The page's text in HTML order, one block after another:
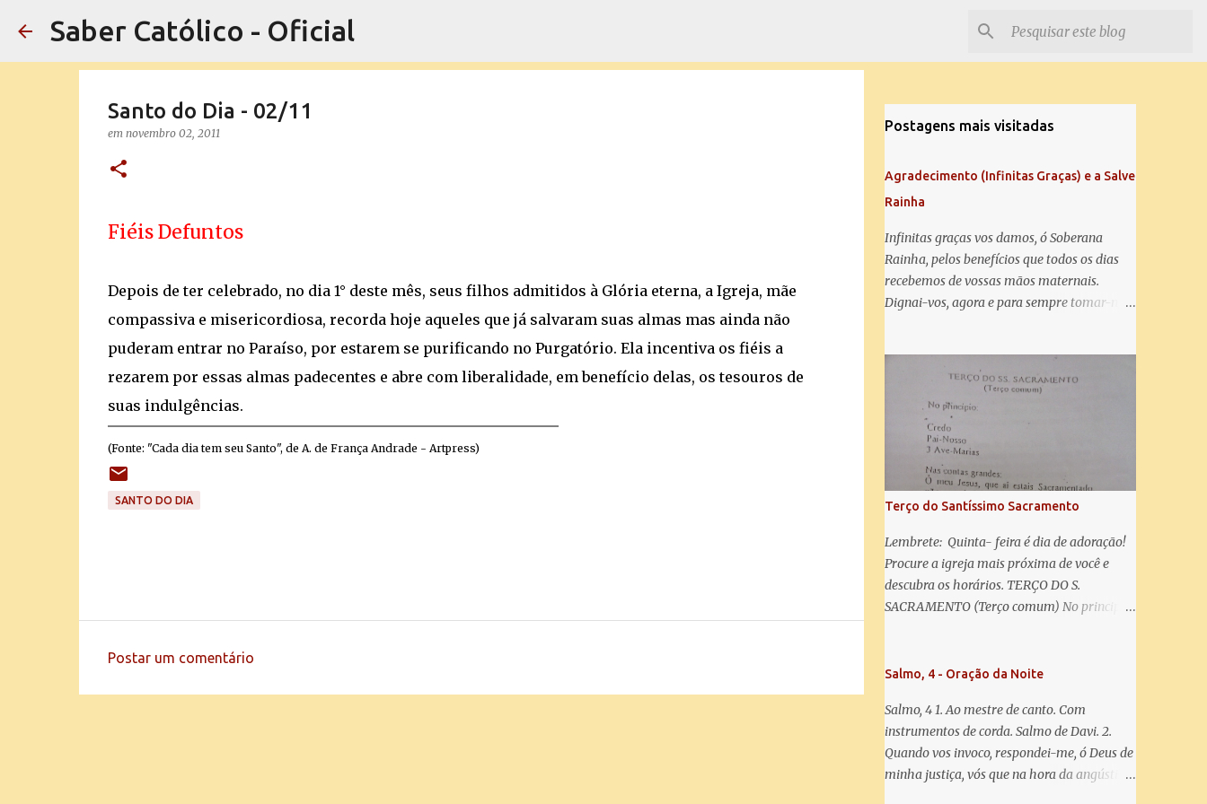
Saber Católico - Oficial
Santo do Dia - 02/11
em novembro 02, 2011
Fiéis Defuntos
Depois de ter celebrado, no dia 1° deste mês, seus filhos admitidos à Glória eterna, a Igreja, mãe
compassiva e misericordiosa, recorda hoje aqueles que já salvaram suas almas mas ainda não
puderam entrar no Paraíso, por estarem se purificando no Purgatório. Ela incentiva os fiéis a
rezarem por essas almas padecentes e abre com liberalidade, em benefício delas, os tesouros de
suas indulgências.
(Fonte: "Cada dia tem seu Santo", de A. de França Andrade - Artpress)
SANTO DO DIA
Postar um comentário
Postagens mais visitadas
Agradecimento (Infinitas Graças) e a Salve
Rainha
Infinitas graças vos damos, ó Soberana
Rainha, pelos benefícios que todos os dias
recebemos de vossas mãos maternais.
Dignai-vos, agora e para sempre tomar-nos
Salve Rainha: Salve Rainha , Mãe de
misericórdia, vida, doçura, esperança nossa,
salve! A vós bradamos os degredados filhos
de Eva, a vós suspiramos, gemendo e
chorando neste vale de lágrimas. Eia, pois,
Advogada nossa, estes vossos olhos
misericordiosos a nós volvei, e depois deste
desterro, mostrai-nos Jesus. Bendito é o
fruto do vosso ventre, ó clemente, ó piedosa,
ó doce e sempre Virgem Maria. Rogai por
nós Santa Mãe de Deus. Para que sejamos
dignos das promessas de Cristo. Amém.
Terço do Santíssimo Sacramento
Lembrete: Quinta- feira é dia de adoração!
Procure a igreja mais próxima de você e
descubra os horários. TERÇO DO S.
SACRAMENTO (Terço comum) No principio:
Sacramentado, não permitais que eu viva
coração ao Vosso e o Vosso ao meu, e, nem
sem Vós morra eu! Nas contas pequenas:
Sacramento de Amor! Misericórdia Senhor!
Glória ao Pai: Cristo pão da vida e remédio
Salmo, 4 - Oração da Noite
Salmo, 4 1. Ao mestre de canto. Com
instrumentos de corda. Salmo de Davi. 2.
Quando vos invoco, respondei-me, ó Deus de
minha justiça, vós que na hora da angústia